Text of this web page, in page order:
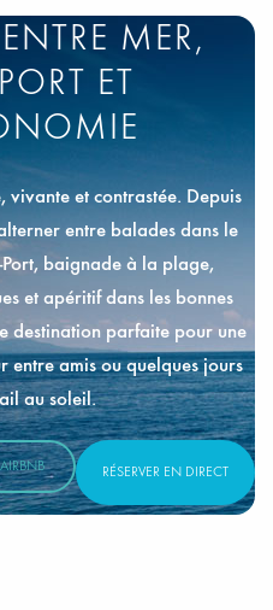
MER,
ET
et contrastée. Depuis
entre balades dans le
baignade à la plage,
et apéritif dans les bonnes
destination parfaite pour une
entre amis ou quelques jours
au soleil.
RÉSERVER EN DIRECT